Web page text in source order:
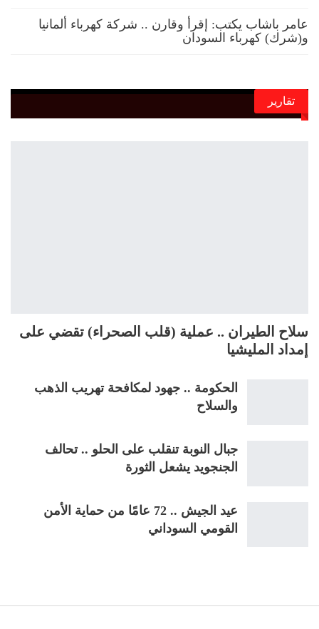
عامر باشاب يكتب: إقرأ وقارن .. شركة كهرباء ألمانيا
و(شرك) كهرباء السودان
تقارير
سلاح الطيران .. عملية (قلب الصحراء) تقضي على
إمداد المليشيا
الحكومة .. جهود لمكافحة تهريب الذهب
والسلاح
جبال النوبة تنقلب على الحلو .. تحالف
الجنجويد يشعل الثورة
عيد الجيش .. 72 عامًا من حماية الأمن
القومي السوداني